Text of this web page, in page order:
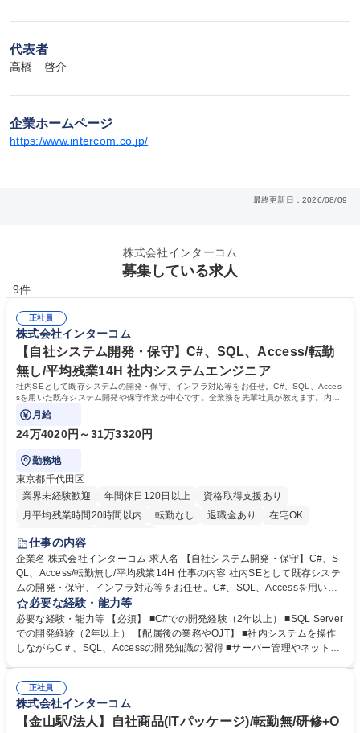
代表者
高橋　啓介
企業ホームページ
https:/www.intercom.co.jp/
最終更新日：2026/08/09
株式会社インターコム
募集している求人
9件
正社員
株式会社インターコム
【自社システム開発・保守】C#、SQL、Access/転勤
無し/平均残業14H 社内システムエンジニア
社内SEとして既存システムの開発・保守、インフラ対応等をお任せ。C#、SQL、Acces
sを用いた既存システム開発や保守作業が中心です。全業務を先輩社員が教えます。内容
や知識は徐々に覚えて頂ければと思います。
月給
24万4020円～31万3320円
勤務地
東京都千代田区
業界未経験歓迎
年間休日120日以上
資格取得支援あり
月平均残業時間20時間以内
転勤なし 退職金あり
在宅OK
完全週休2日制
仕事の内容
企業名 株式会社インターコム 求人名 【自社システム開発・保守】C#、S
QL、Access/転勤無し/平均残業14H 仕事の内容 社内SEとして既存システ
ムの開発・保守、インフラ対応等をお任せ。C#、SQL、Accessを用いた
既存システム開発や保守作業が中心です。全業務を先輩社員が教えます。
内容や知識は徐々に覚えて頂ければと思います。 ■C#、SQL、Accessを
用いた既存システム開発や保守作業 ■サーバー管理やネットワーク運用な
ど社内インフラの対応業務 ■一般的なWindows知識に基づく社内ヘルプデ
システムを操作しながら各種知識をOJT形式で習得 募集職種 【自社シス
テム開発・保守】C#、SQL、Access/転勤無し/平均残業14H
必要な経験・能力等
必要な経験・能力等 【必須】 ■C#での開発経験（2年以上） ■SQL Server
での開発経験（2年以上） 【配属後の業務やOJT】 ■社内システムを操作
しながらC＃、SQL、Accessの開発知識の習得 ■サーバー管理やネットワ
正社員
株式会社インターコム
【金山駅/法人】自社商品(ITパッケージ)/転勤無/研修+O